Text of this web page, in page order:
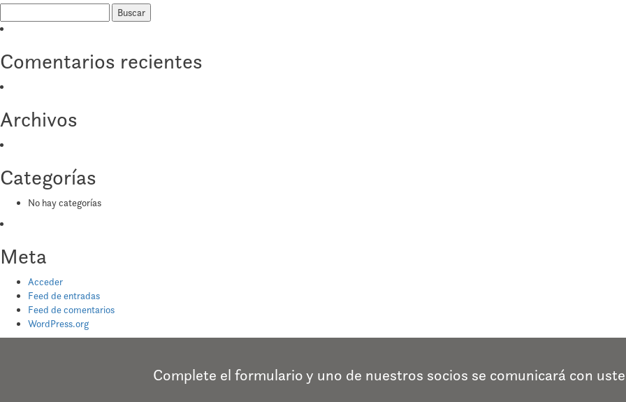
Europa
Comentarios recientes
Archivos
Categorías
No hay categorías
Meta
Acceder
Feed de entradas
Feed de comentarios
WordPress.org
Complete el formulario y uno de nuestros socios se comunicará con